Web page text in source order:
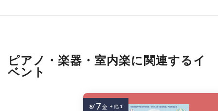
ピアノ・楽器・室内楽に関連するイ
ベント
8/ 7金 + 他 1